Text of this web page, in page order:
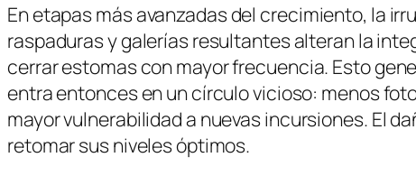
En etapas más avanzadas del crecimiento, la
raspaduras y galerías resultantes alteran la
cerrar estomas con mayor frecuencia. Esto
entra entonces en un círculo vicioso: menos
mayor vulnerabilidad a nuevas incursiones. El
retomar sus niveles óptimos.